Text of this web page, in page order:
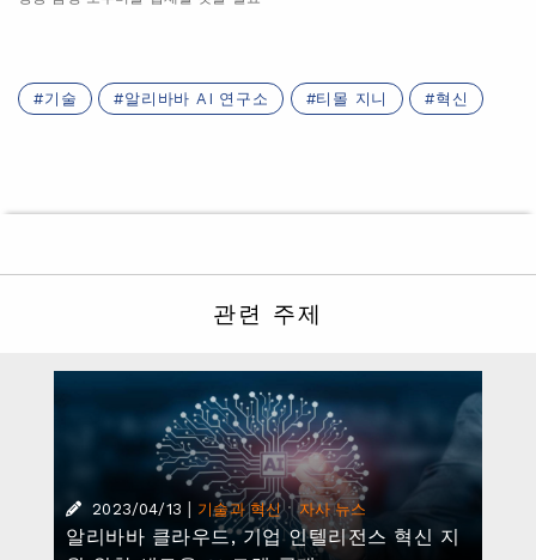
2023/04/13 | 기술과 혁신· 자사 뉴스
클라우드 전략 보고서’ 발표